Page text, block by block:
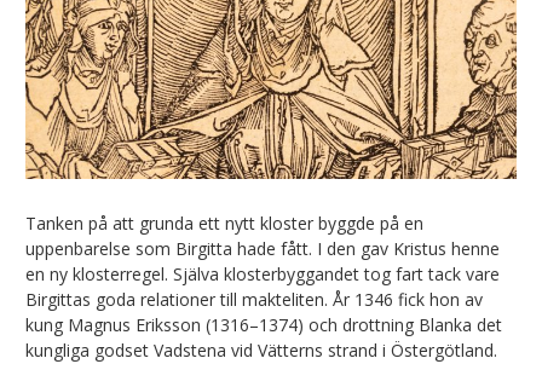
Tanken på att grunda ett nytt kloster byggde på en
uppenbarelse som Birgitta hade fått. I den gav Kristus henne
en ny klosterregel. Själva klosterbyggandet tog fart tack vare
Birgittas goda relationer till makteliten. År 1346 fick hon av
kung Magnus Eriksson (1316–1374) och drottning Blanka det
kungliga godset Vadstena vid Vätterns strand i Östergötland.